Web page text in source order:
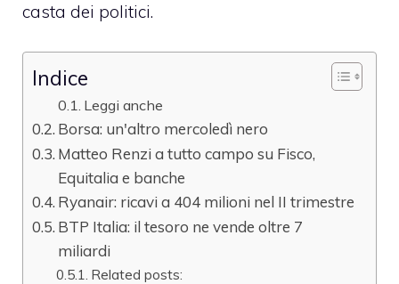
casta dei politici.
Indice
Leggi anche
Borsa: un'altro mercoledì nero
Matteo Renzi a tutto campo su Fisco,
Equitalia e banche
Ryanair: ricavi a 404 milioni nel II trimestre
BTP Italia: il tesoro ne vende oltre 7
miliardi
Related posts: